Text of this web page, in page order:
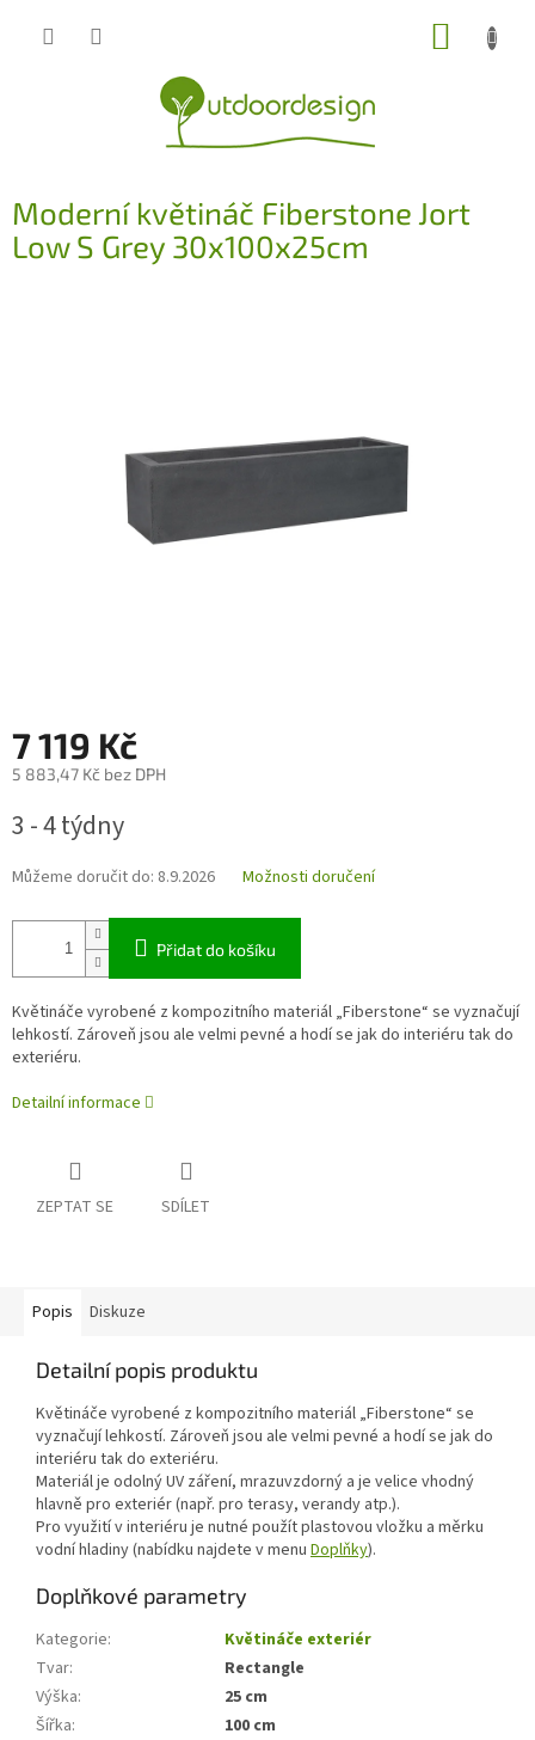
Moderní květináč Fiberstone Jort
Low S Grey 30x100x25cm
7 119 Kč
5 883,47 Kč bez DPH
cena:
3 - 4 týdny
Můžeme doručit do: 8.9.2026 Možnosti doručení
Přidat do košíku
Květináče vyrobené z kompozitního materiál „Fiberstone“ se vyznačují
lehkostí. Zároveň jsou ale velmi pevné a hodí se jak do interiéru tak do
exteriéru.
Detailní informace
ZEPTAT SE SDÍLET
Popis Diskuze
Detailní popis produktu
Květináče vyrobené z kompozitního materiál „Fiberstone“ se
vyznačují lehkostí. Zároveň jsou ale velmi pevné a hodí se jak do
interiéru tak do exteriéru.
Materiál je odolný UV záření, mrazuvzdorný a je velice vhodný
hlavně pro exteriér (např. pro terasy, verandy atp.).
Pro využití v interiéru je nutné použít plastovou vložku a měrku
vodní hladiny (nabídku najdete v menu Doplňky).
Doplňkové parametry
Kategorie:
Květináče exteriér
Tvar:
Rectangle
Výška:
25 cm
Šířka:
100 cm